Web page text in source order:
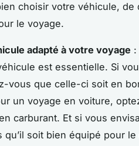
choisir votre véhicule,
le voyage.
adapté à votre voyage
est essentielle. Si
vous que celle-ci soit en
un voyage en voiture,
carburant. Et si vous
soit bien équipé pour